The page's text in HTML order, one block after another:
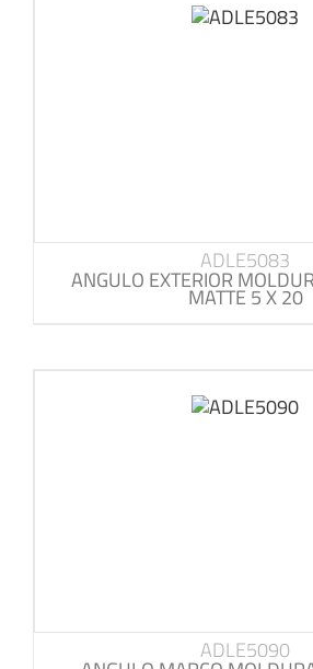
ADLE5083
ANGULO EXTERIOR
MATTE 5 X 20
ADLE5090